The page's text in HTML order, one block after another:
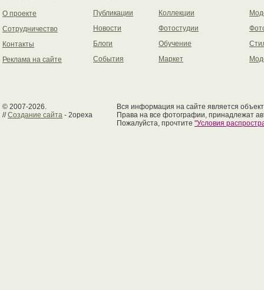
О проекте
Сотрудничество
Контакты
Реклама на сайте
Публикации
Новости
Блоги
События
Коллекции
Фотостудии
Обучение
Маркет
© 2007-2026.
//Создание сайта - 2opexa
Вся информация на сайте является
Права на все фотографии, принадлежат
Пожалуйста, прочтите "Условия